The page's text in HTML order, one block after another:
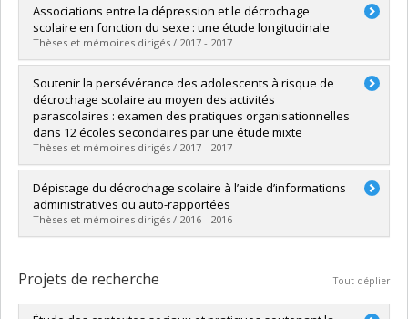
Diplômé(e) : Thouin, Éliane
Cycle :Maîtrise
Diplôme obtenu :M.A.
Lien vers le document dans Papyrus
Associations entre la dépression et le décrochage
scolaire en fonction du sexe : une étude longitudinale
Thèses et mémoires dirigés / 2017 - 2017
Diplômé(e) :Allard, Francis
Cycle :Maîtrise
Diplôme obtenu :M. Sc.
Lien vers le document dans Papyrus
Soutenir la persévérance des adolescents à risque de
décrochage scolaire au moyen des activités
parascolaires : examen des pratiques organisationnelles
dans 12 écoles secondaires par une étude mixte
Thèses et mémoires dirigés / 2017 - 2017
Diplômé(e) : McCabe, Julie
Cycle :Doctorat
Diplôme obtenu :D. Psy.
Lien vers le document dans Papyrus
Dépistage du décrochage scolaire à l’aide d’informations
administratives ou auto-rapportées
Thèses et mémoires dirigés / 2016 - 2016
Cycle : Maîtrise
Diplôme obtenu :M. Sc.
Lien vers le document dans Papyrus
Projets de recherche Tout déplier